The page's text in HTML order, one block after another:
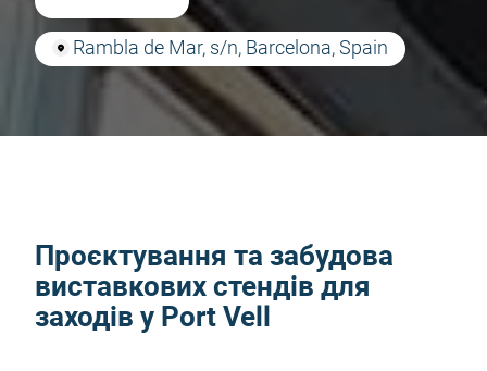
Rambla de Mar, s/n, Barcelona, Spain
Проєктування та забудова
виставкових стендів для
заходів у Port Vell